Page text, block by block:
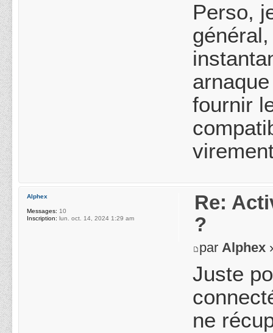
Perso,
fournir
Re:
?
parAlphex
Juste
ne
Alphex
Messages: 10
Inscription: lun. oct. 14, 2024 1:29 am